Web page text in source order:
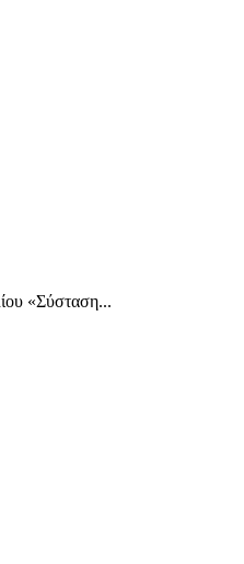
«Σύσταση...